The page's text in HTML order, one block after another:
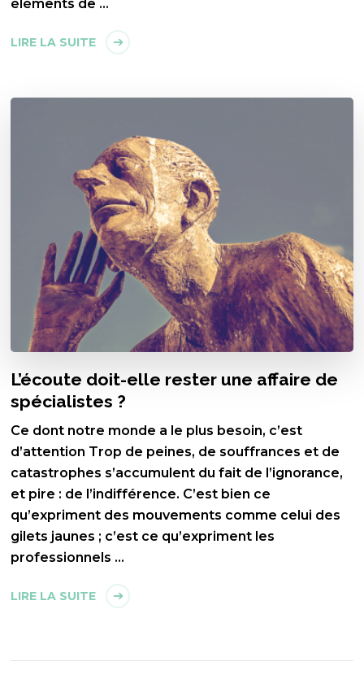
éléments de …
LIRE LA SUITE
L’écoute doit-elle rester une affaire de
spécialistes ?
Ce dont notre monde a le plus besoin, c’est
d’attention Trop de peines, de souffrances et de
catastrophes s’accumulent du fait de l’ignorance,
et pire : de l’indifférence. C’est bien ce
qu’expriment des mouvements comme celui des
gilets jaunes ; c’est ce qu’expriment les
professionnels …
LIRE LA SUITE